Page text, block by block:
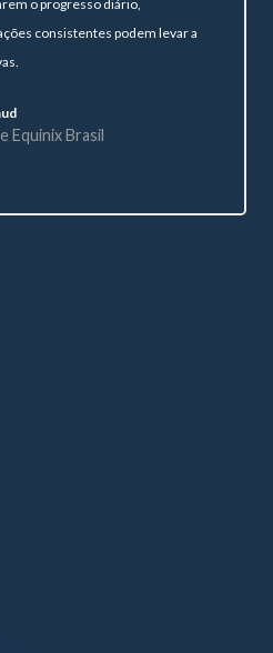
o progresso diário,
consistentes podem levar a
Equinix Brasil